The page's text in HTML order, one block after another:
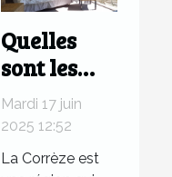
Quelles
sont les
plus belles
chambres
d’hôtel à
Mardi 17 juin
2025 12:52
La Corrèze est